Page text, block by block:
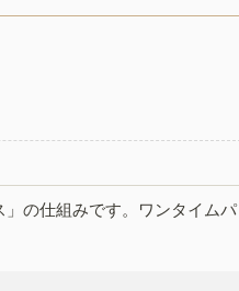
の仕組みです。ワンタイムパ